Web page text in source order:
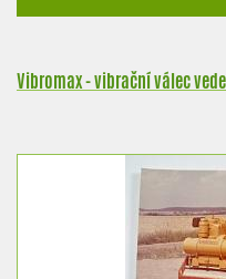
Vibromax - vibrační válec